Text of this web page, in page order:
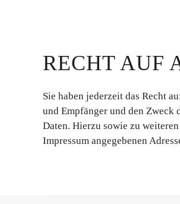
RECHT AUF
Sie haben jederzeit das Recht
und Empfänger und den Zweck
Daten. Hierzu sowie zu
Impressum angegebenen